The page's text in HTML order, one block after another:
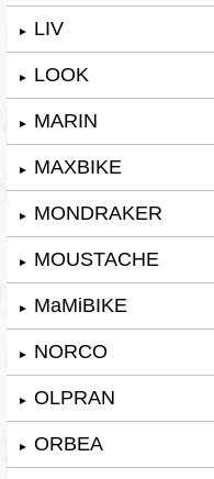
► LIV
► LOOK
► MARIN
► MAXBIKE
► MONDRAKER
► MOUSTACHE
► MaMiBIKE
► NORCO
► OLPRAN
► ORBEA